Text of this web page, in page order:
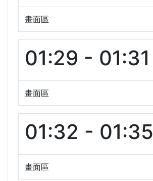
畫面區
01:29 - 01:31
畫面區
01:32 - 01:35
畫面區